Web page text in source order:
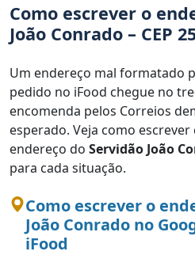
Como escrever o
João Conrado – CEP
Um endereço mal formatado
pedido no iFood chegue no
encomenda pelos Correios
esperado. Veja como
endereço do Servidão João
para cada situação.
Como escrever o
João Conrado no
iFood